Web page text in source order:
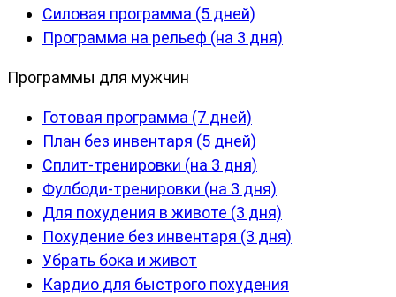
Силовая программа (5 дней)
Программа на рельеф (на 3 дня)
Программы для мужчин
Готовая программа (7 дней)
План без инвентаря (5 дней)
Сплит-тренировки (на 3 дня)
Фулбоди-тренировки (на 3 дня)
Для похудения в животе (3 дня)
Похудение без инвентаря (3 дня)
Убрать бока и живот
Кардио для быстрого похудения